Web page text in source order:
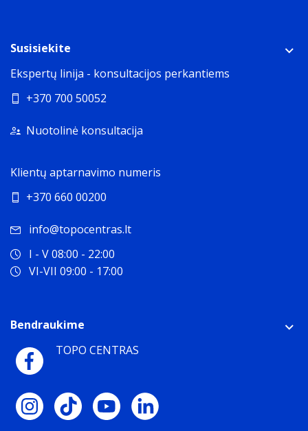
Susisiekite
Ekspertų linija - konsultacijos perkantiems
+370 700 50052
Nuotolinė konsultacija
Klientų aptarnavimo numeris
+370 660 00200
info@topocentras.lt
I - V 08:00 - 22:00
VI-VII 09:00 - 17:00
Bendraukime
TOPO CENTRAS